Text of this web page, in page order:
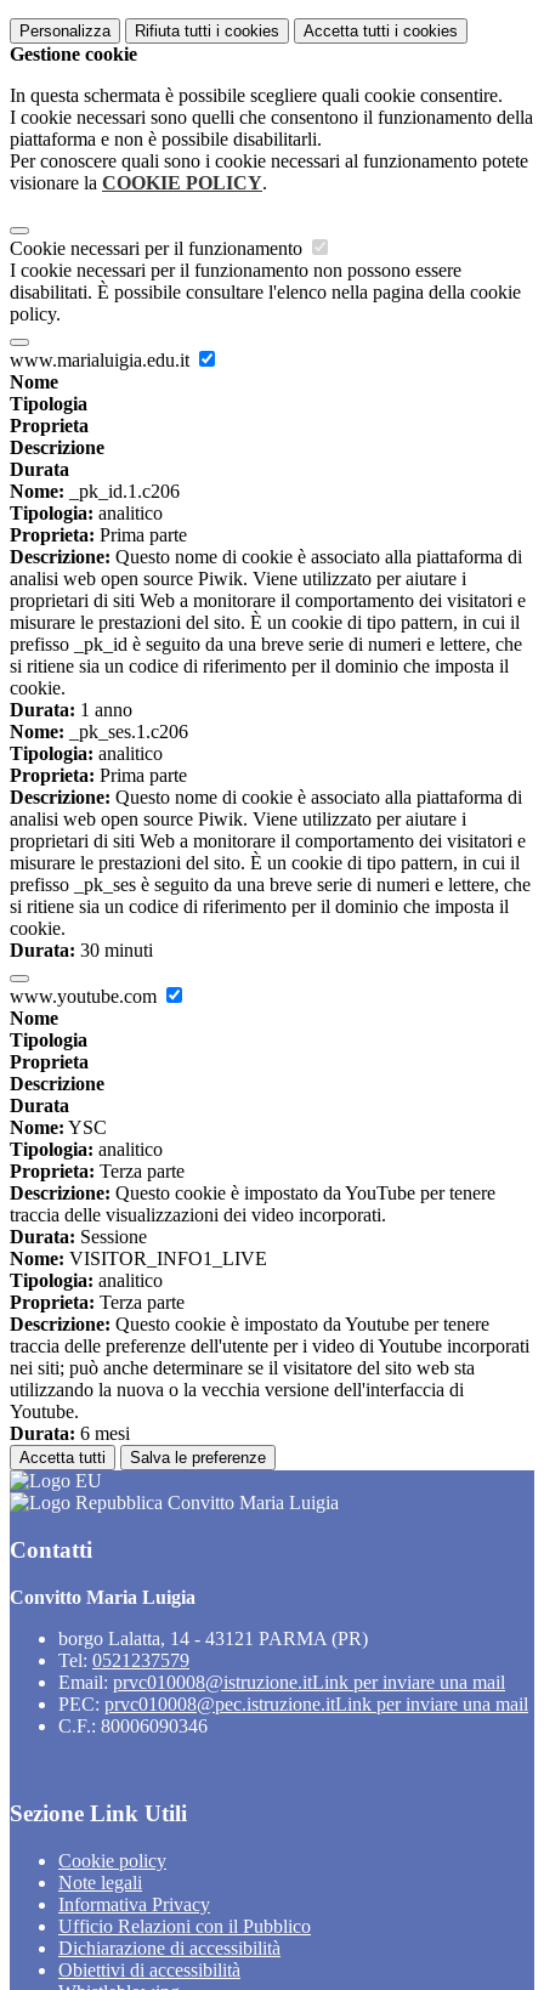
Personalizza Rifiuta tutti i cookies Accetta tutti i cookies
Gestione cookie
In questa schermata è possibile scegliere quali cookie consentire.
I cookie necessari sono quelli che consentono il funzionamento della
piattaforma e non è possibile disabilitarli.
Per conoscere quali sono i cookie necessari al funzionamento potete
visionare la COOKIE POLICY.
Cookie necessari per il funzionamento
I cookie necessari per il funzionamento non possono essere
disabilitati. È possibile consultare l'elenco nella pagina della cookie
policy.
www.marialuigia.edu.it
Nome
Tipologia
Proprieta
Descrizione
Durata
Nome: _pk_id.1.c206
Tipologia: analitico
Proprieta: Prima parte
Descrizione: Questo nome di cookie è associato alla piattaforma di
analisi web open source Piwik. Viene utilizzato per aiutare i
proprietari di siti Web a monitorare il comportamento dei visitatori e
misurare le prestazioni del sito. È un cookie di tipo pattern, in cui il
prefisso _pk_id è seguito da una breve serie di numeri e lettere, che
si ritiene sia un codice di riferimento per il dominio che imposta il
cookie.
Durata: 1 anno
Nome: _pk_ses.1.c206
Tipologia: analitico
Proprieta: Prima parte
Descrizione: Questo nome di cookie è associato alla piattaforma di
analisi web open source Piwik. Viene utilizzato per aiutare i
proprietari di siti Web a monitorare il comportamento dei visitatori e
misurare le prestazioni del sito. È un cookie di tipo pattern, in cui il
prefisso _pk_ses è seguito da una breve serie di numeri e lettere, che
si ritiene sia un codice di riferimento per il dominio che imposta il
cookie.
Durata: 30 minuti
www.youtube.com
Nome
Tipologia
Proprieta
Descrizione
Durata
Nome: YSC
Tipologia: analitico
Proprieta: Terza parte
Descrizione: Questo cookie è impostato da YouTube per tenere
traccia delle visualizzazioni dei video incorporati.
Durata: Sessione
Nome: VISITOR_INFO1_LIVE
Tipologia: analitico
Proprieta: Terza parte
Descrizione: Questo cookie è impostato da Youtube per tenere
traccia delle preferenze dell'utente per i video di Youtube incorporati
nei siti; può anche determinare se il visitatore del sito web sta
utilizzando la nuova o la vecchia versione dell'interfaccia di
Youtube.
Durata: 6 mesi
Accetta tutti Salva le preferenze
Convitto Maria Luigia
Contatti
Convitto Maria Luigia
borgo Lalatta, 14 - 43121 PARMA (PR)
Tel: 0521237579
Email: prvc010008@istruzione.itLink per inviare una mail
PEC: prvc010008@pec.istruzione.itLink per inviare una mail
C.F.: 80006090346
Sezione Link Utili
Cookie policy
Note legali
Informativa Privacy
Ufficio Relazioni con il Pubblico
Dichiarazione di accessibilità
Obiettivi di accessibilità